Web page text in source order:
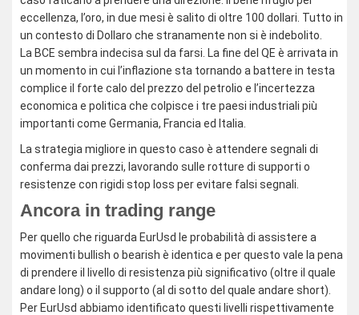
eccellenza, l’oro, in due mesi è salito di oltre 100 dollari. Tutto in
un contesto di Dollaro che stranamente non si è indebolito.
La BCE sembra indecisa sul da farsi. La fine del QE è arrivata in
un momento in cui l’inflazione sta tornando a battere in testa
complice il forte calo del prezzo del petrolio e l’incertezza
economica e politica che colpisce i tre paesi industriali più
importanti come Germania, Francia ed Italia.
La strategia migliore in questo caso è attendere segnali di
conferma dai prezzi, lavorando sulle rotture di supporti o
resistenze con rigidi stop loss per evitare falsi segnali.
Ancora in trading range
Per quello che riguarda EurUsd le probabilità di assistere a
movimenti bullish o bearish è identica e per questo vale la pena
di prendere il livello di resistenza più significativo (oltre il quale
andare long) o il supporto (al di sotto del quale andare short).
Per EurUsd abbiamo identificato questi livelli rispettivamente